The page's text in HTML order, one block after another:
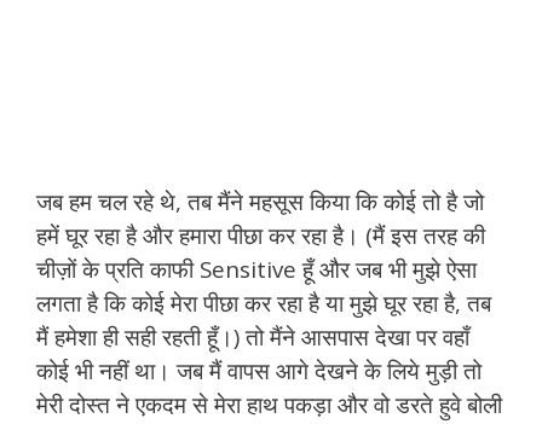
जब हम चल रहे थे, तब मैंने महसूस किया कि कोई तो है जो
हमें घूर रहा है और हमारा पीछा कर रहा है। (मैं इस तरह की
चीज़ों के प्रति काफी Sensitive हूँ और जब भी मुझे ऐसा
लगता है कि कोई मेरा पीछा कर रहा है या मुझे घूर रहा है, तब
मैं हमेशा ही सही रहती हूँ।) तो मैंने आसपास देखा पर वहाँ
कोई भी नहीं था। जब मैं वापस आगे देखने के लिये मुड़ी तो
मेरी दोस्त ने एकदम से मेरा हाथ पकड़ा और वो डरते हुवे बोली